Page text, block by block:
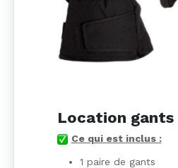
Location gants
Ce qui est inclus :
1 paire de gants